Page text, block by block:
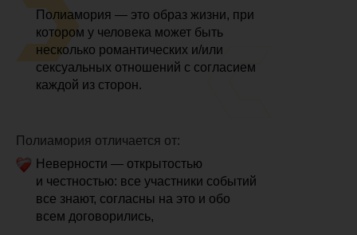
Полиамория — это образ жизни, при
котором у человека может быть
несколько романтических и/или
сексуальных отношений с согласием
каждой из сторон.
Полиамория отличается от:
Неверности — открытостью
и честностью: все участники событий
все знают, согласны на это и обо
всем договорились,